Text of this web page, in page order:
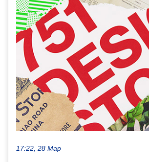
17:22, 28 Мар